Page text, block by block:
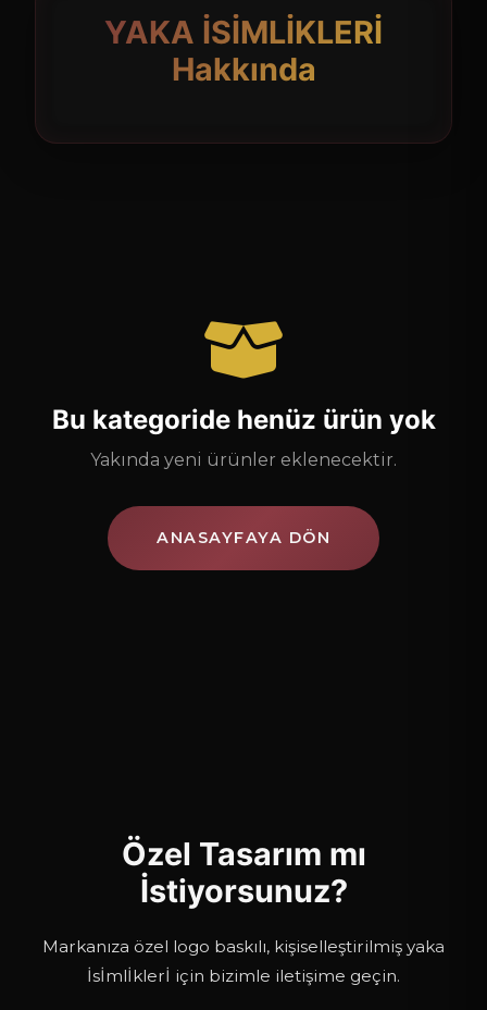
YAKA İSİMLİKLERİ
Hakkında
Bu kategoride henüz ürün yok
Yakında yeni ürünler eklenecektir.
ANASAYFAYA DÖN
Özel Tasarım mı
İstiyorsunuz?
Markanıza özel logo baskılı, kişiselleştirilmiş yaka
İsİmlİklerİ için bizimle iletişime geçin.